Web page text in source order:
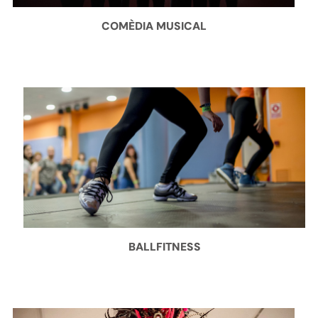
COMÈDIA MUSICAL
BALLFITNESS